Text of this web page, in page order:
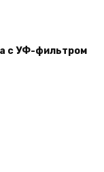
с УФ-фильтром